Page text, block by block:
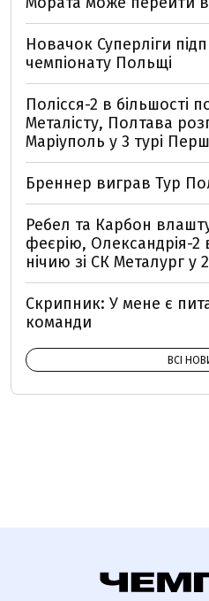
Новачок Суперліги
чемпіонату Польщі
Полісся-2 в більшості
Металісту, Полтава
Маріуполь у 3 турі
Бреннер виграв Тур
Ребел та Карбон
феєрію, Олександрія-2
нічию зі СК Металург у
Скрипник: У мене є
команди
ВСІ